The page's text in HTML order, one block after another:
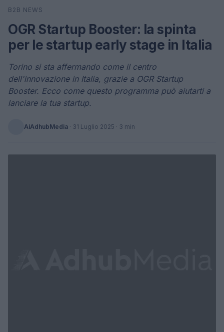
Cerca
B2B NEWS
OGR Startup Booster: la spinta
per le startup early stage in Italia
Torino si sta affermando come il centro
dell'innovazione in Italia, grazie a OGR Startup
Booster. Ecco come questo programma può aiutarti a
lanciare la tua startup.
AiAdhubMedia · 31 Luglio 2025 · 3 min